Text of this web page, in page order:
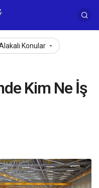
Konular
Kim Ne İş